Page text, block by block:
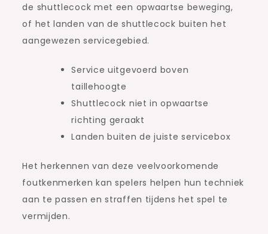
de shuttlecock met een opwaartse beweging,
of het landen van de shuttlecock buiten het
aangewezen servicegebied.
Service uitgevoerd boven
taillehoogte
Shuttlecock niet in opwaartse
richting geraakt
Landen buiten de juiste servicebox
Het herkennen van deze veelvoorkomende
foutkenmerken kan spelers helpen hun techniek
aan te passen en straffen tijdens het spel te
vermijden.